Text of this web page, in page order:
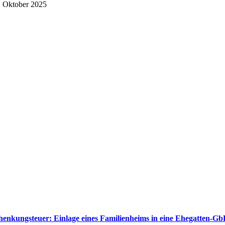
Oktober 2025
Einlage eines Familienheims in eine Ehegatten-